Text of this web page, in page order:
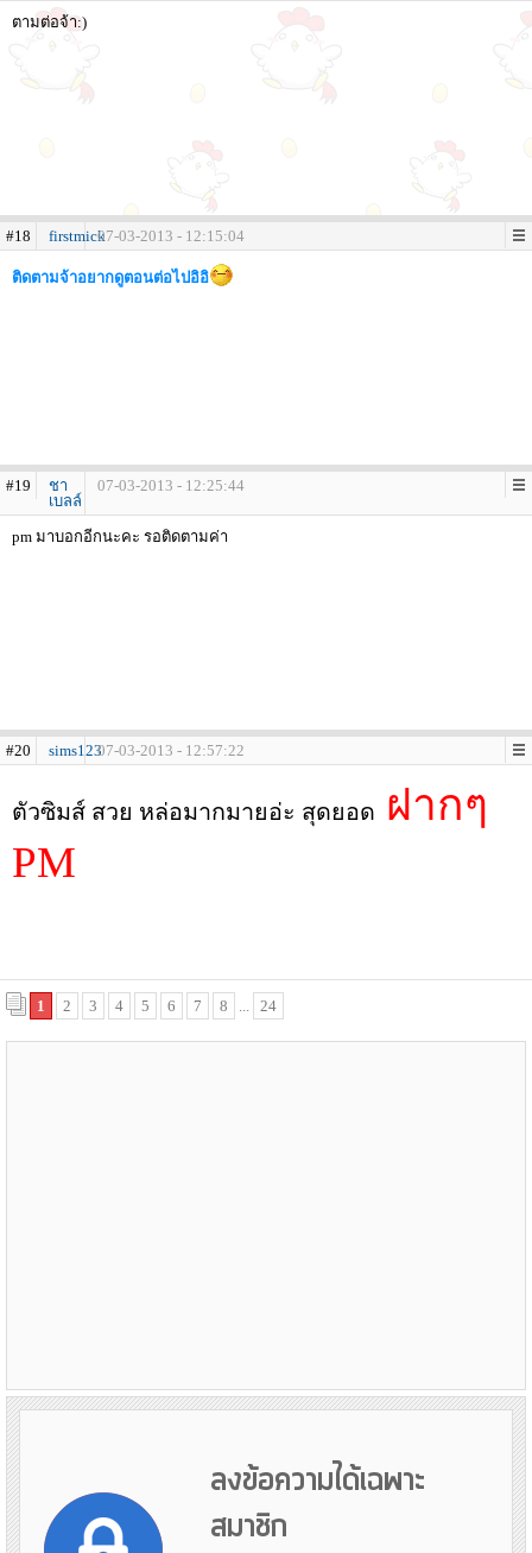
ตามต่อจ้า:)
#18 firstmick07-03-2013 - 12:15:04
ติดตามจ้าอยากดูตอนต่อไปอิอิ
#19
ชา
เบลล์
07-03-2013 - 12:25:44
pm มาบอกอีกนะคะ รอติดตามค่า
#20 sims12307-03-2013 - 12:57:22
ตัวซิมส์ สวย หล่อมากมายอ่ะ สุดยอด ฝากๆ
PM
1 2 3 4 5 6 7 8 ... 24
ลงข้อความได้เฉพาะ
สมาชิก